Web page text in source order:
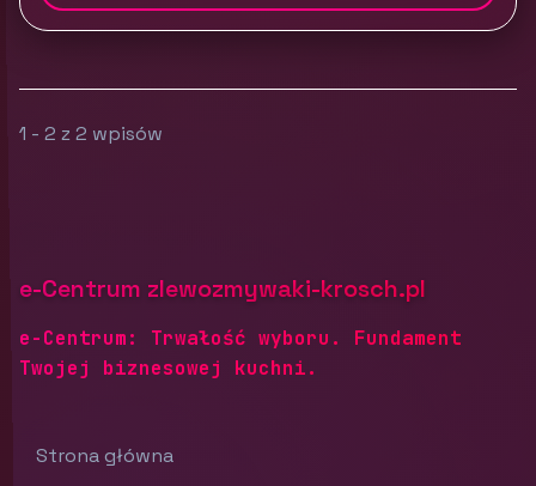
1 - 2 z 2 wpisów
e-Centrum zlewozmywaki-krosch.pl
e-Centrum: Trwałość wyboru. Fundament
Twojej biznesowej kuchni.
Strona główna